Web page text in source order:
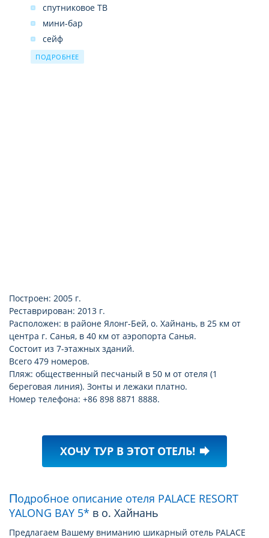
спутниковое ТВ
мини-бар
сейф
телефон
ПОДРОБНЕЕ
Построен: 2005 г.
Реставрирован: 2013 г.
Расположен: в районе Ялонг-Бей, о. Хайнань, в 25 км от
центра г. Санья, в 40 км от аэропорта Санья.
Состоит из 7-этажных зданий.
Всего 479 номеров.
Пляж: общественный песчаный в 50 м от отеля (1
береговая линия). Зонты и лежаки платно.
Номер телефона: +86 898 8871 8888.
ХОЧУ ТУР В ЭТОТ ОТЕЛЬ! forward
Подробное описание отеля PALACE RESORT
YALONG BAY 5* в о. Хайнань
Предлагаем Вашему вниманию шикарный отель PALACE